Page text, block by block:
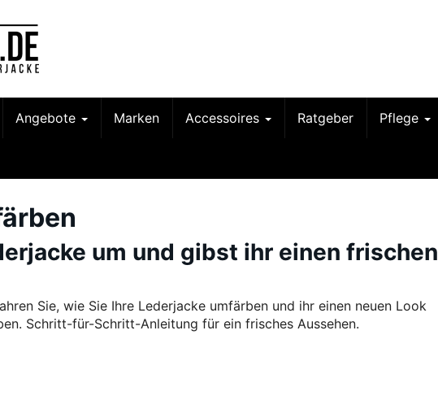
Angebote Marken Accessoires Ratgeber Pflege
um und gibst ihr einen frischen
Sie, wie Sie Ihre Lederjacke umfärben und ihr einen neuen Look
Schritt-für-Schritt-Anleitung für ein frisches Aussehen.